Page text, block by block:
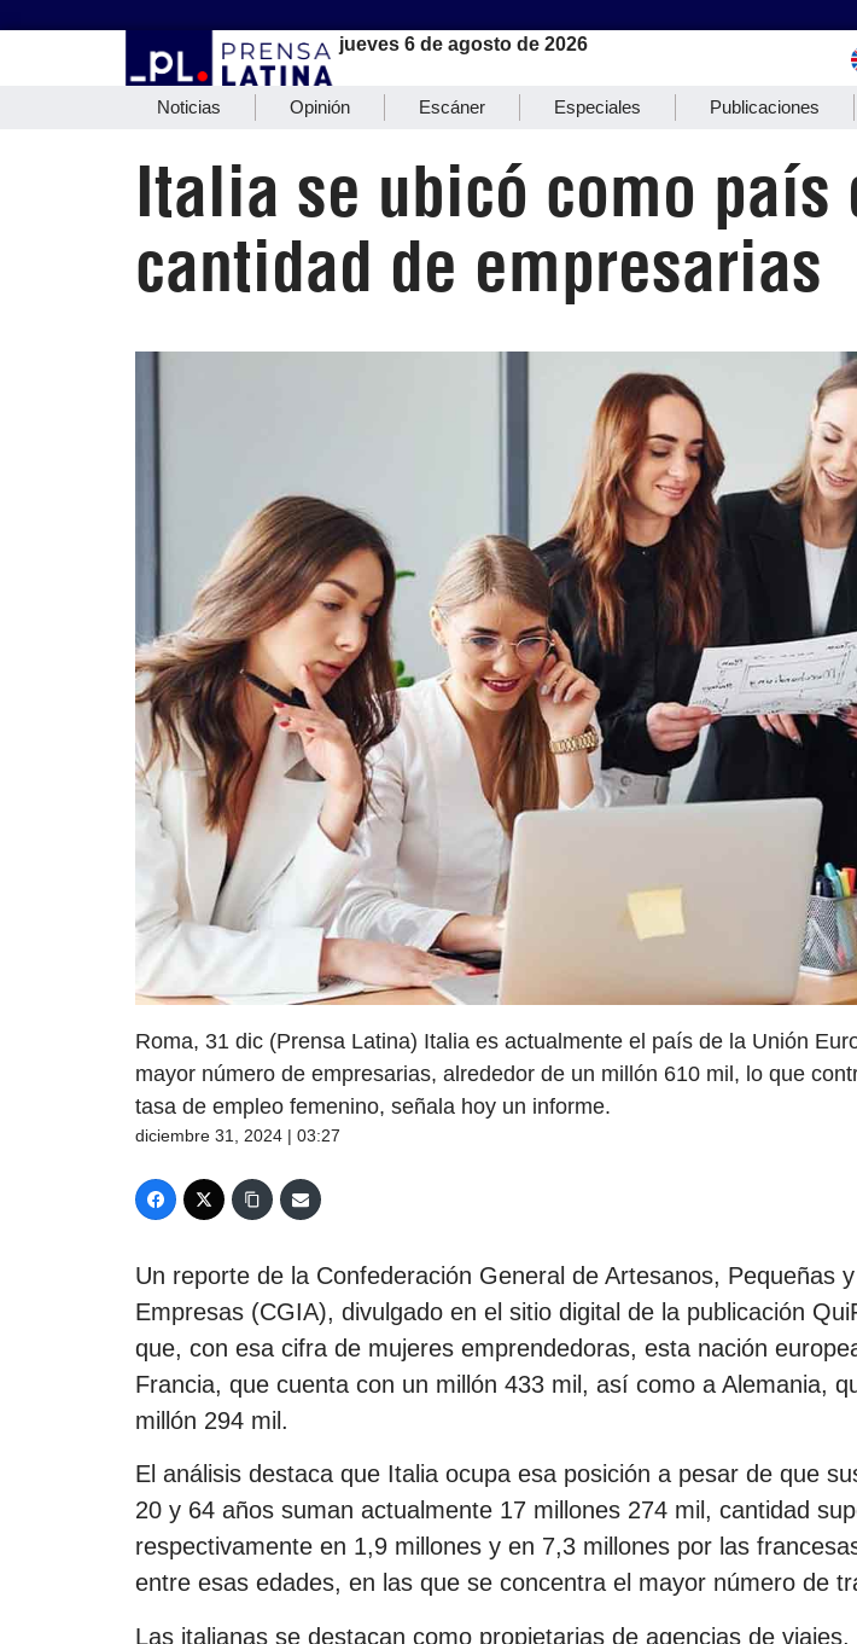
jueves 6 de agosto de 2026
Noticias Opinión Escáner Especiales Publicaciones
Italia se ubicó como país
cantidad de empresarias
Roma, 31 dic (Prensa Latina) Italia es actualmente el país de la Unión
mayor número de empresarias, alrededor de un millón 610 mil, lo que
tasa de empleo femenino, señala hoy un informe.
diciembre 31, 2024 | 03:27
Un reporte de la Confederación General de Artesanos, Pequeñas
Empresas (CGIA), divulgado en el sitio digital de la publicación
que, con esa cifra de mujeres emprendedoras, esta nación
Francia, que cuenta con un millón 433 mil, así como a Alemania,
millón 294 mil.
El análisis destaca que Italia ocupa esa posición a pesar de que
20 y 64 años suman actualmente 17 millones 274 mil, cantidad
respectivamente en 1,9 millones y en 7,3 millones por las
entre esas edades, en las que se concentra el mayor número de
Las italianas se destacan como propietarias de agencias de viajes,